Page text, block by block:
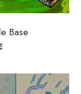
Base
Fascia
prezzo:
da